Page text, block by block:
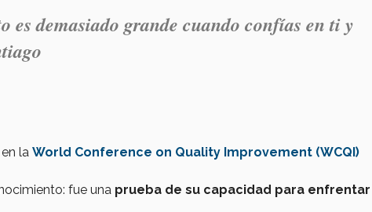
es demasiado grande cuando confías en ti y
la World Conference on Quality Improvement (WCQI)
fue una prueba de su capacidad para enfrentar